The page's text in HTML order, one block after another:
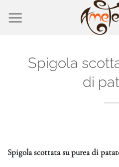
Spigola
di
Spigola scottata su purea di